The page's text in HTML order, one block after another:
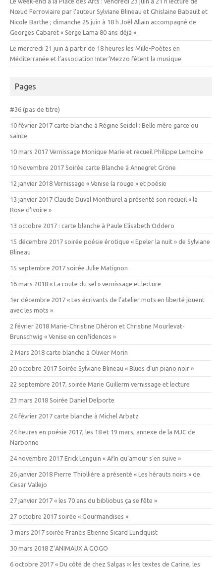
Nœud Ferroviaire par l’auteur Sylviane Blineau et Ghislaine Babault et
Nicole Barthe ; dimanche 25 juin à 18 h Joêl Allain accompagné de
Georges Cabaret « Serge Lama 80 ans déjà »
Le mercredi 21 juin à partir de 18 heures les Mille-Poètes en
Méditerranée et l’association Inter’Mezzo fêtent la musique
Pages
#36 (pas de titre)
10 février 2017 carte blanche à Régine Seidel : Belle mère garce ou
sainte
10 mars 2017 Vernissage Monique Marie et recueil Philippe Lemoine
10 Novembre 2017 Soirée carte Blanche à Annegret Gröne
12 janvier 2018 Vernissage « Venise la rouge » et poésie
13 janvier 2017 Claude Duval Monthurel a présenté son recueil « la
Rose d’Ivoire »
13 octobre 2017 : carte blanche à Paule Elisabeth Oddero
15 décembre 2017 soirée poésie érotique « Epeler la nuit » de Sylviane
Blineau
15 septembre 2017 soirée Julie Matignon
16 mars 2018 « La route du sel » vernissage et lecture
1er décembre 2017 « Les écrivants de l’atelier mots en liberté jouent
avec les mots »
2 février 2018 Marie-Christine Dhéron et Christine Mourlevat-
Brunschwig « Venise en confidences »
2 Mars 2018 carte blanche à Olivier Morin
20 octobre 2017 Soirée Sylviane Blineau « Blues d’un piano noir »
22 septembre 2017, soirée Marie Guillerm vernissage et lecture
23 mars 2018 Soirée Daniel Delporte
24 février 2017 carte blanche à Michel Arbatz
24 heures en poésie 2017, les 18 et 19 mars, annexe de la MJC de
Narbonne
24 novembre 2017 Erick Lenguin « Afin qu’amour s’en suive »
26 janvier 2018 Pierre Thiollière a présenté « Les hérauts noirs » de
Cesar Vallejo
27 janvier 2017 « les 70 ans du bibliobus ça se fête »
27 octobre 2017 soirée « Gourmandises »
3 mars 2017 soirée Francis Etienne Sicard Lundquist
30 mars 2018 Z’ANIMAUX A GOGO
6 octobre 2017 « Du côté de chez Salgas »: les textes de Carine, les